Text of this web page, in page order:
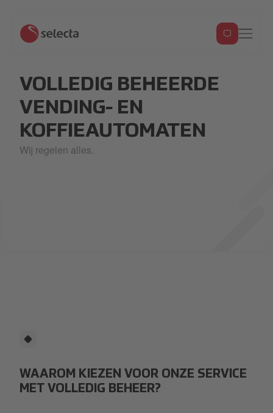
VOLLEDIG BEHEERDE
VENDING- EN
KOFFIEAUTOMATEN
Wij regelen alles.
WAAROM KIEZEN VOOR ONZE SERVICE
MET VOLLEDIG BEHEER?